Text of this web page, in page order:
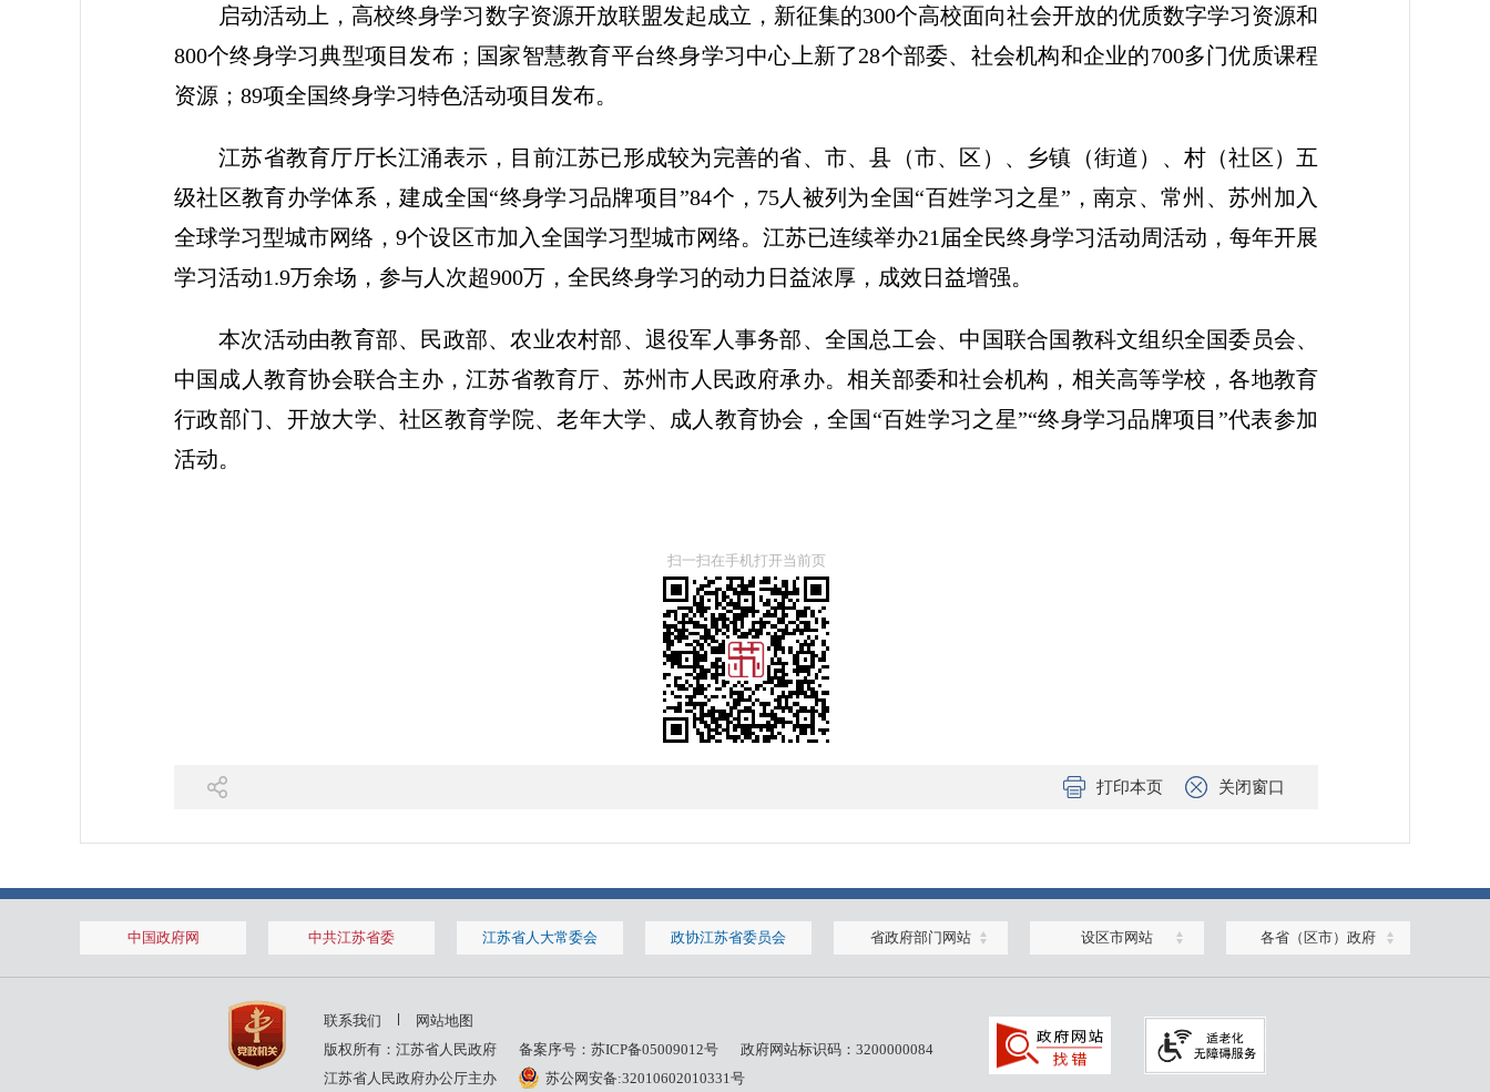
启动活动上，高校终身学习数字资源开放联盟发起成立，新征集的300个高校面向社会开放的优质数字学习资源和
800个终身学习典型项目发布；国家智慧教育平台终身学习中心上新了28个部委、社会机构和企业的700多门优质课程
资源；89项全国终身学习特色活动项目发布。
江苏省教育厅厅长江涌表示，目前江苏已形成较为完善的省、市、县（市、区）、乡镇（街道）、村（社区）五
级社区教育办学体系，建成全国“终身学习品牌项目”84个，75人被列为全国“百姓学习之星”，南京、常州、苏州加入
全球学习型城市网络，9个设区市加入全国学习型城市网络。江苏已连续举办21届全民终身学习活动周活动，每年开展
学习活动1.9万余场，参与人次超900万，全民终身学习的动力日益浓厚，成效日益增强。
本次活动由教育部、民政部、农业农村部、退役军人事务部、全国总工会、中国联合国教科文组织全国委员会、
中国成人教育协会联合主办，江苏省教育厅、苏州市人民政府承办。相关部委和社会机构，相关高等学校，各地教育
行政部门、开放大学、社区教育学院、老年大学、成人教育协会，全国“百姓学习之星”“终身学习品牌项目”代表参加
活动。
扫一扫在手机打开当前页
打印本页 关闭窗口
中国政府网 中共江苏省委 江苏省人大常委会 政协江苏省委员会 省政府部门网站 设区市网站 各省（区市）政府
联系我们
网站地图
版权所有：江苏省人民政府
备案序号： 苏ICP备05009012号
政府网站标识码：3200000084
江苏省人民政府办公厅主办
苏公网安备:32010602010331号